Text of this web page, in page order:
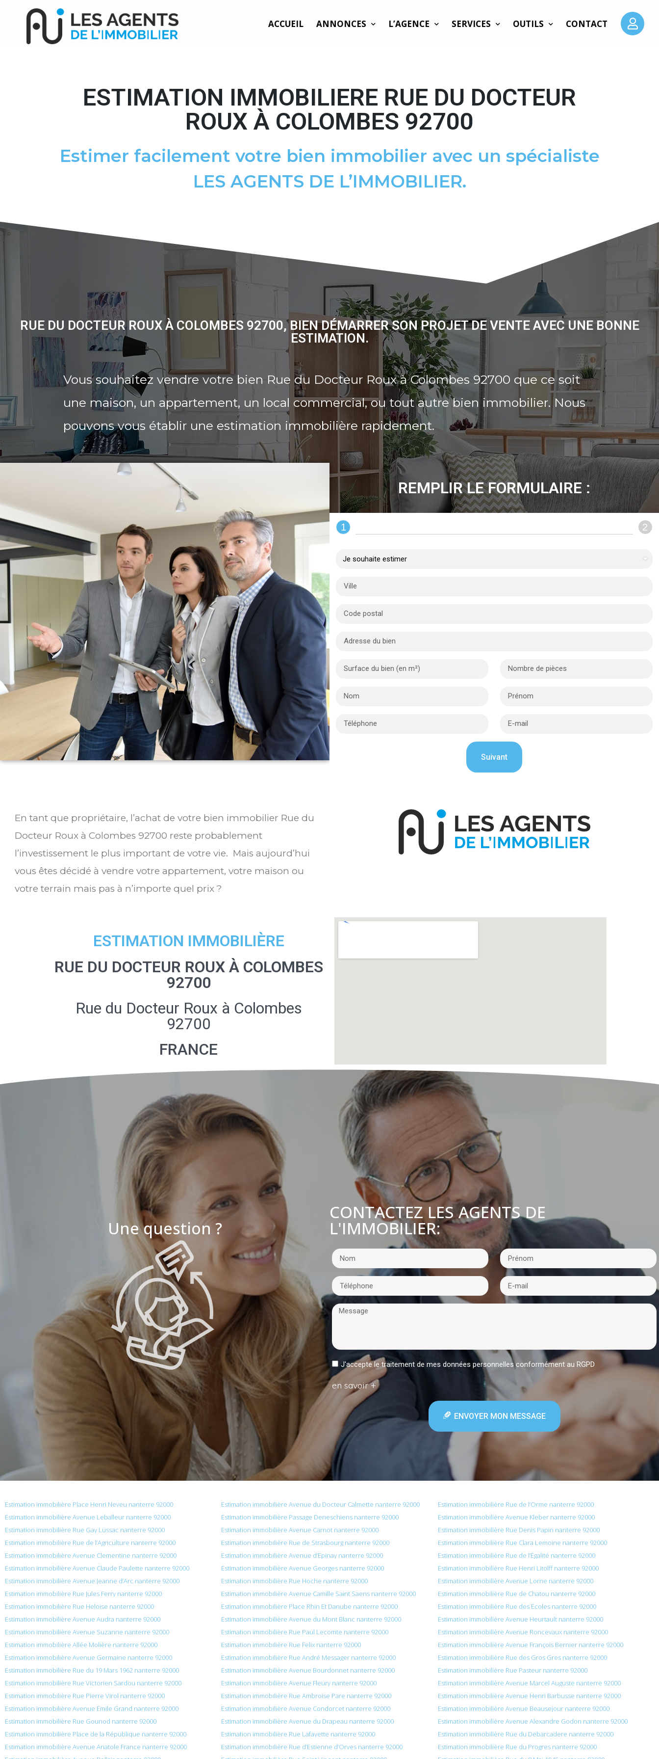
ACCUEIL ANNONCES L’AGENCE SERVICES OUTILS CONTACT
ESTIMATION IMMOBILIERE RUE DU DOCTEUR
ROUX À COLOMBES 92700
Estimer facilement votre bien immobilier avec un spécialiste
LES AGENTS DE L’IMMOBILIER.
RUE DU DOCTEUR ROUX À COLOMBES 92700, BIEN DÉMARRER SON PROJET DE VENTE AVEC UNE BONNE
ESTIMATION.
Vous souhaitez vendre votre bien Rue du Docteur Roux à Colombes 92700 que ce soit
une maison, un appartement, un local commercial, ou tout autre bien immobilier. Nous
pouvons vous établir une estimation immobilière rapidement.
REMPLIR LE FORMULAIRE :
1 2
En tant que propriétaire, l’achat de votre bien immobilier Rue du
Docteur Roux à Colombes 92700 reste probablement
l’investissement le plus important de votre vie. Mais aujourd’hui
vous êtes décidé à vendre votre appartement, votre maison ou
votre terrain mais pas à n’importe quel prix ?
ESTIMATION IMMOBILIÈRE
RUE DU DOCTEUR ROUX À COLOMBES
92700
Rue du Docteur Roux à Colombes
92700
FRANCE
Une question ?
CONTACTEZ LES AGENTS DE
L'IMMOBILIER:
J'accepte le traitement de mes données personnelles conformément au RGPD
en savoir +
ENVOYER MON MESSAGE
Estimation immobilière Place Henri Neveu nanterre 92000 Estimation immobilière Avenue du Docteur Calmette nanterre 92000
Estimation immobilière Rue de l’Orme nanterre 92000
Estimation immobilière Avenue Leballeur nanterre 92000
Estimation immobilière Passage Deneschiens nanterre 92000
Estimation immobilière Avenue Kleber nanterre 92000
Estimation immobilière Rue Gay Lussac nanterre 92000
Estimation immobilière Avenue Carnot nanterre 92000
Estimation immobilière Rue Denis Papin nanterre 92000
Estimation immobilière Rue de l’Agriculture nanterre 92000
Estimation immobilière Rue de Strasbourg nanterre 92000
Estimation immobilière Rue Clara Lemoine nanterre 92000
Estimation immobilière Avenue Clementine nanterre 92000
Estimation immobilière Avenue d’Epinay nanterre 92000
Estimation immobilière Rue de l’Égalité nanterre 92000
Estimation immobilière Avenue Claude Paulette nanterre 92000
Estimation immobilière Avenue Georges nanterre 92000
Estimation immobilière Rue Henri Litolff nanterre 92000
Estimation immobilière Avenue Jeanne d’Arc nanterre 92000
Estimation immobilière Rue Hoche nanterre 92000
Estimation immobilière Avenue Lorne nanterre 92000
Estimation immobilière Rue Jules Ferry nanterre 92000
Estimation immobilière Avenue Camille Saint Saens nanterre 92000
Estimation immobilière Rue de Chatou nanterre 92000
Estimation immobilière Rue Heloise nanterre 92000
Estimation immobilière Place Rhin Et Danube nanterre 92000
Estimation immobilière Rue des Écoles nanterre 92000
Estimation immobilière Avenue Audra nanterre 92000
Estimation immobilière Avenue du Mont Blanc nanterre 92000
Estimation immobilière Avenue Heurtault nanterre 92000
Estimation immobilière Avenue Suzanne nanterre 92000
Estimation immobilière Rue Paul Lecomte nanterre 92000
Estimation immobilière Avenue Roncevaux nanterre 92000
Estimation immobilière Allée Molière nanterre 92000
Estimation immobilière Rue Felix nanterre 92000
Estimation immobilière Avenue François Bernier nanterre 92000
Estimation immobilière Avenue Germaine nanterre 92000
Estimation immobilière Rue André Messager nanterre 92000
Estimation immobilière Rue des Gros Gres nanterre 92000
Estimation immobilière Rue du 19 Mars 1962 nanterre 92000
Estimation immobilière Avenue Bourdonnet nanterre 92000
Estimation immobilière Rue Pasteur nanterre 92000
Estimation immobilière Rue Victorien Sardou nanterre 92000
Estimation immobilière Avenue Fleury nanterre 92000
Estimation immobilière Avenue Marcel Auguste nanterre 92000
Estimation immobilière Rue Pierre Virol nanterre 92000
Estimation immobilière Rue Ambroise Pare nanterre 92000
Estimation immobilière Avenue Henri Barbusse nanterre 92000
Estimation immobilière Avenue Émile Grand nanterre 92000
Estimation immobilière Avenue Condorcet nanterre 92000
Estimation immobilière Avenue Beausejour nanterre 92000
Estimation immobilière Rue Gounod nanterre 92000
Estimation immobilière Avenue du Drapeau nanterre 92000
Estimation immobilière Avenue Alexandre Godon nanterre 92000
Estimation immobilière Place de la République nanterre 92000
Estimation immobilière Rue Lafayette nanterre 92000
Estimation immobilière Rue du Debarcadere nanterre 92000
Estimation immobilière Avenue Anatole France nanterre 92000
Estimation immobilière Rue d’Estienne d’Orves nanterre 92000
Estimation immobilière Rue du Progres nanterre 92000